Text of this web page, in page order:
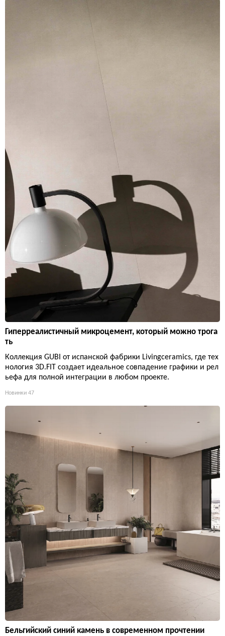
Гиперреалистичный микроцемент, который можно трога
ть
Коллекция GUBI от испанской фабрики Livingceramics, где тех
нология 3D.FIT создает идеальное совпадение графики и рел
ьефа для полной интеграции в любом проекте.
Новинки 47
Бельгийский синий камень в современном прочтении